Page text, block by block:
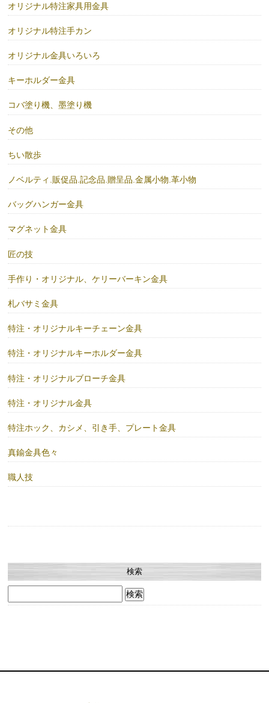
オリジナル特注家具用金具
オリジナル特注手カン
オリジナル金具いろいろ
キーホルダー金具
コバ塗り機、墨塗り機
その他
ちい散歩
ノベルティ.販促品.記念品.贈呈品.金属小物.革小物
バッグハンガー金具
マグネット金具
匠の技
手作り・オリジナル、ケリーバーキン金具
札バサミ金具
特注・オリジナルキーチェーン金具
特注・オリジナルキーホルダー金具
特注・オリジナルブローチ金具
特注・オリジナル金具
特注ホック、カシメ、引き手、プレート金具
真鍮金具色々
職人技
検索
索: